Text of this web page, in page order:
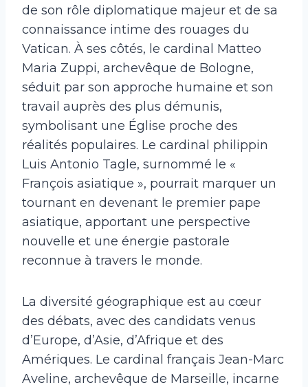
de son rôle diplomatique majeur et de sa
connaissance intime des rouages du
Vatican. À ses côtés, le cardinal Matteo
Maria Zuppi, archevêque de Bologne,
séduit par son approche humaine et son
travail auprès des plus démunis,
symbolisant une Église proche des
réalités populaires. Le cardinal philippin
Luis Antonio Tagle, surnommé le «
François asiatique », pourrait marquer un
tournant en devenant le premier pape
asiatique, apportant une perspective
nouvelle et une énergie pastorale
reconnue à travers le monde.
La diversité géographique est au cœur
des débats, avec des candidats venus
d’Europe, d’Asie, d’Afrique et des
Amériques. Le cardinal français Jean-Marc
Aveline, archevêque de Marseille, incarne